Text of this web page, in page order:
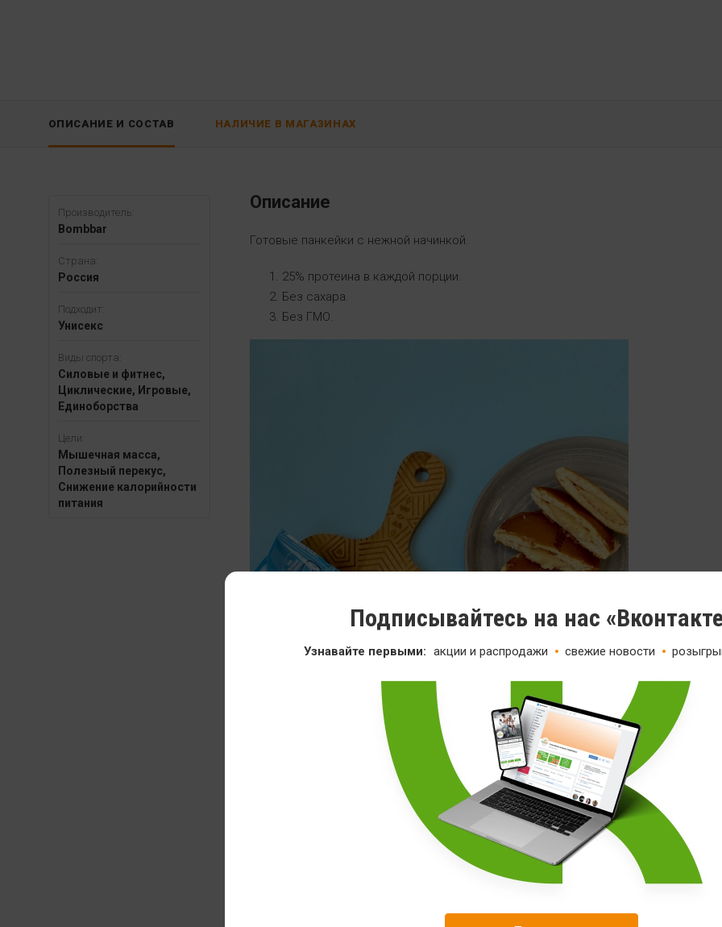
ОПИСАНИЕ И СОСТАВ НАЛИЧИЕ В МАГАЗИНАХ
Производитель:
Bombbar
Страна:
Россия
Подходит:
Унисекс
Виды спорта:
Силовые и фитнес,
Циклические, Игровые,
Единоборства
Цели:
Мышечная масса,
Полезный перекус,
Снижение калорийности
питания
Описание
Готовые панкейки с нежной начинкой.
25% протеина в каждой порции.
Без сахара.
Без ГМО.
Подписывайтесь на нас
Узнавайте первыми: акции и распродажи свежие новости